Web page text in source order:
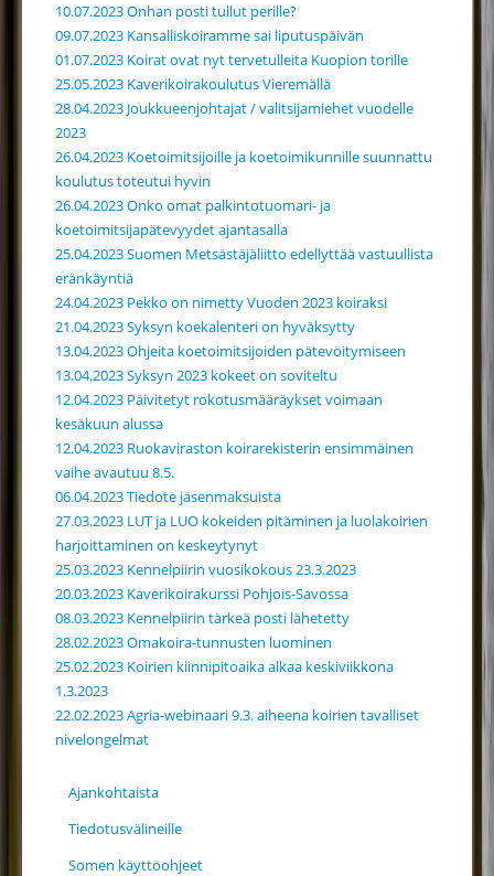
10.07.2023 Onhan posti tullut perille?
09.07.2023 Kansalliskoiramme sai liputuspäivän
01.07.2023 Koirat ovat nyt tervetulleita Kuopion torille
25.05.2023 Kaverikoirakoulutus Vieremällä
28.04.2023 Joukkueenjohtajat / valitsijamiehet vuodelle
2023
26.04.2023 Koetoimitsijoille ja koetoimikunnille suunnattu
koulutus toteutui hyvin
26.04.2023 Onko omat palkintotuomari- ja
koetoimitsijapätevyydet ajantasalla
25.04.2023 Suomen Metsästäjäliitto edellyttää vastuullista
eränkäyntiä
24.04.2023 Pekko on nimetty Vuoden 2023 koiraksi
21.04.2023 Syksyn koekalenteri on hyväksytty
13.04.2023 Ohjeita koetoimitsijoiden pätevöitymiseen
13.04.2023 Syksyn 2023 kokeet on soviteltu
12.04.2023 Päivitetyt rokotusmääräykset voimaan
kesäkuun alussa
12.04.2023 Ruokaviraston koirarekisterin ensimmäinen
vaihe avautuu 8.5.
06.04.2023 Tiedote jäsenmaksuista
27.03.2023 LUT ja LUO kokeiden pitäminen ja luolakoirien
harjoittaminen on keskeytynyt
25.03.2023 Kennelpiirin vuosikokous 23.3.2023
20.03.2023 Kaverikoirakurssi Pohjois-Savossa
08.03.2023 Kennelpiirin tärkeä posti lähetetty
28.02.2023 Omakoira-tunnusten luominen
25.02.2023 Koirien kiinnipitoaika alkaa keskiviikkona
1.3.2023
22.02.2023 Agria-webinaari 9.3. aiheena koirien tavalliset
nivelongelmat
Ajankohtaista
Tiedotusvälineille
Somen käyttöohjeet